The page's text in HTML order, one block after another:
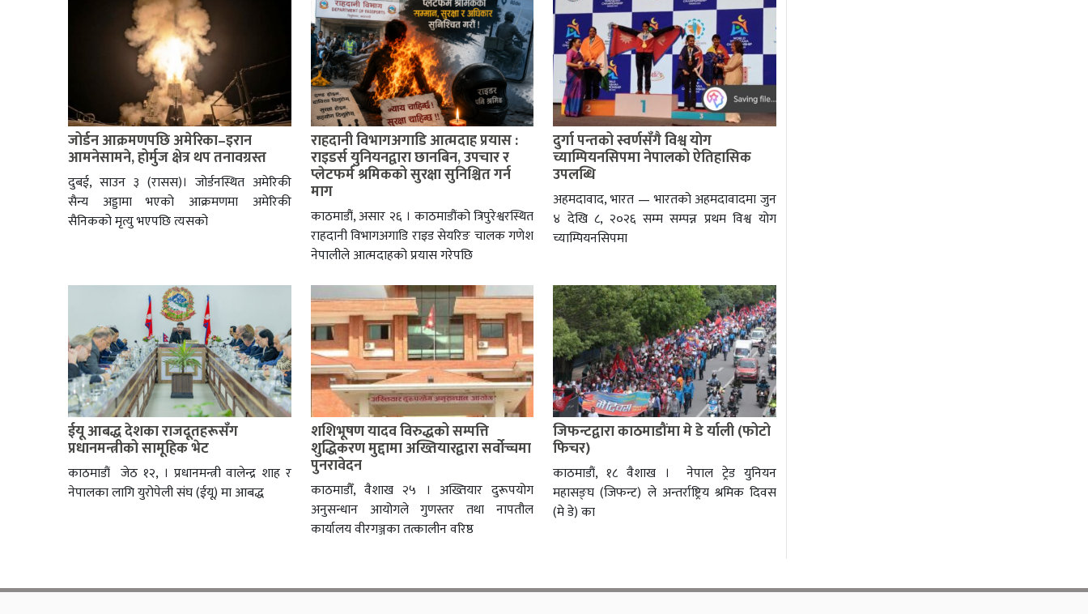
जोर्डन आक्रमणपछि अमेरिका–इरान
आमनेसामने, होर्मुज क्षेत्र थप तनावग्रस्त
दुबई, साउन ३ (रासस)। जोर्डनस्थित अमेरिकी
सैन्य अड्डामा भएको आक्रमणमा अमेरिकी
सैनिकको मृत्यु भएपछि त्यसको
राहदानी विभागअगाडि आत्मदाह प्रयास :
राइडर्स युनियनद्वारा छानबिन, उपचार र
प्लेटफर्म श्रमिकको सुरक्षा सुनिश्चित गर्न
माग
काठमाडौं, असार २६ । काठमाडौंको त्रिपुरेश्वरस्थित
राहदानी विभागअगाडि राइड सेयरिङ चालक गणेश
नेपालीले आत्मदाहको प्रयास गरेपछि
दुर्गा पन्तको स्वर्णसँगै विश्व योग
च्याम्पियनसिपमा नेपालको ऐतिहासिक
उपलब्धि
अहमदावाद, भारत — भारतको अहमदावादमा जुन
४ देखि ८, २०२६ सम्म सम्पन्न प्रथम विश्व योग
च्याम्पियनसिपमा
ईयू आबद्ध देशका राजदूतहरूसँग
प्रधानमन्त्रीको सामूहिक भेट
काठमाडौं जेठ १२, । प्रधानमन्त्री वालेन्द्र शाह र
नेपालका लागि युरोपेली संघ (ईयू) मा आबद्ध
शशिभूषण यादव विरुद्धको सम्पत्ति
शुद्धिकरण मुद्दामा अख्तियारद्वारा सर्वोच्चमा
पुनरावेदन
काठमाडौँ, वैशाख २५ । अख्तियार दुरूपयोग
अनुसन्धान आयोगले गुणस्तर तथा नापतौल
कार्यालय वीरगञ्जका तत्कालीन वरिष्ठ
जिफन्टद्वारा काठमाडौंमा मे डे र्याली (फोटो
फिचर)
काठमाडौं, १८ वैशाख । नेपाल ट्रेड युनियन
महासङ्घ (जिफन्ट) ले अन्तर्राष्ट्रिय श्रमिक दिवस
(मे डे) का